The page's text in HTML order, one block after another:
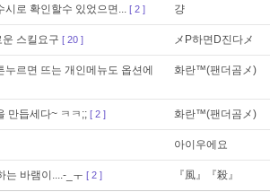
시로 확인할수 있었으면... [ 2 ] 걍
스킬요구 [ 20 ] メP하면D진다メ
르면 뜨는 개인메뉴도 옵션에
화란™(팬더곰メ)
만듭세다~ ㅋㅋ;; [ 2 ] 화란™(팬더곰メ)
아이우에요
는 바램이....-_ㅜ [ 2 ] 『風』『殺』